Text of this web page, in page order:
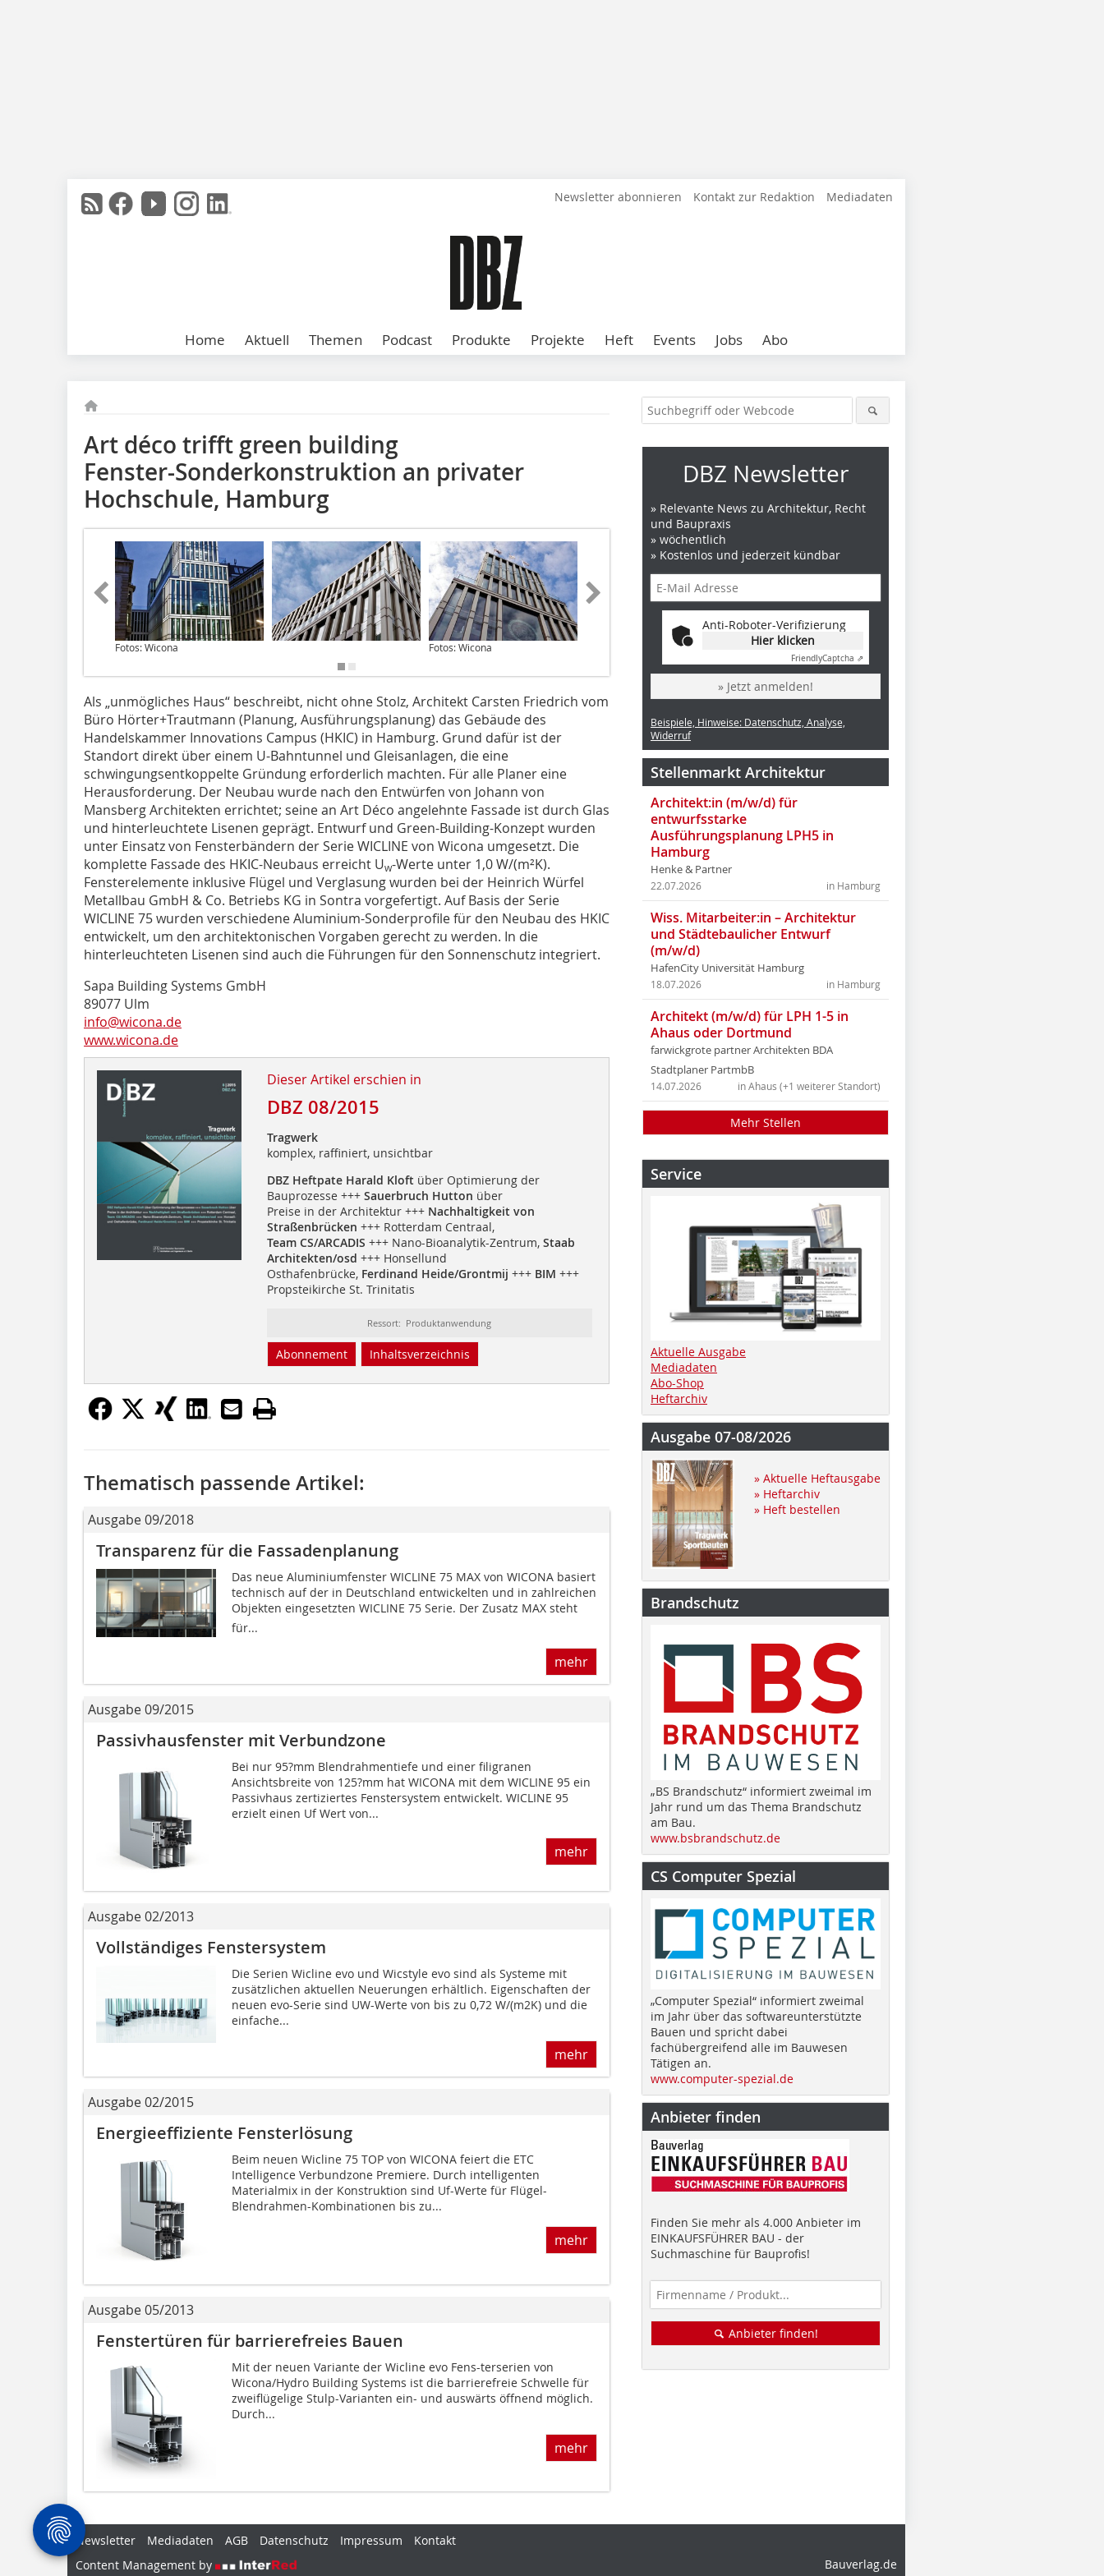
Newsletter abonnieren Kontakt zur Redaktion Mediadaten
Home Aktuell Themen Podcast Produkte Projekte Heft Events Jobs Abo
Art déco trifft green building
Fenster-Sonderkonstruktion an privater
Hochschule, Hamburg
Fotos: Wicona Fotos: Wicona
Als „unmögliches Haus“ beschreibt, nicht ohne Stolz, Architekt Carsten Friedrich vom
Büro Hörter+Trautmann (Planung, Ausführungsplanung) das Gebäude des
Handelskammer Innovations Campus (HKIC) in Hamburg. Grund dafür ist der
Standort direkt über einem U-Bahntunnel und Gleisanlagen, die eine
schwingungsentkoppelte Gründung erforderlich machten. Für alle Planer eine
Herausforderung. Der Neubau wurde nach den Entwürfen von Johann von
Mansberg Architekten errichtet; seine an Art Déco angelehnte Fassade ist durch Glas
und hinterleuchtete Lisenen geprägt. Entwurf und Green-Building-Konzept wurden
unter Einsatz von Fensterbändern der Serie WICLINE von Wicona umgesetzt. Die
komplette Fassade des HKIC-Neubaus erreicht Uw-Werte unter 1,0 W/(m²K).
Fensterelemente inklusive Flügel und Verglasung wurden bei der Heinrich Würfel
Metallbau GmbH & Co. Betriebs KG in Sontra vorgefertigt. Auf Basis der Serie
WICLINE 75 wurden verschiedene Aluminium-Sonderprofile für den Neubau des HKIC
entwickelt, um den architektonischen Vorgaben gerecht zu werden. In die
hinterleuchteten Lisenen sind auch die Führungen für den Sonnenschutz integriert.
Sapa Building Systems GmbH
89077 Ulm
info@wicona.de
www.wicona.de
Dieser Artikel erschien in
DBZ 08/2015
Tragwerk
komplex, raffiniert, unsichtbar
DBZ Heftpate Harald Kloft über Optimierung der
Bauprozesse +++ Sauerbruch Hutton über
Preise in der Architektur +++ Nachhaltigkeit von
Straßenbrücken +++ Rotterdam Centraal,
Team CS/ARCADIS +++ Nano-Bioanalytik-Zentrum,Staab
Architekten/osd +++ Honsellund
Osthafenbrücke, Ferdinand Heide/Grontmij +++ BIM +++
Propsteikirche St. Trinitatis
Ressort: Produktanwendung
Abonnement Inhaltsverzeichnis
Thematisch passende Artikel:
Ausgabe 09/2018
Transparenz für die Fassadenplanung
Das neue Aluminiumfenster WICLINE 75 MAX von WICONA basiert
technisch auf der in Deutschland entwickelten und in zahlreichen
Objekten eingesetzten WICLINE 75 Serie. Der Zusatz MAX steht
für...
mehr
Ausgabe 09/2015
Passivhausfenster mit Verbundzone
Bei nur 95?mm Blendrahmentiefe und einer filigranen
Ansichtsbreite von 125?mm hat WICONA mit dem WICLINE 95 ein
Passivhaus zertiziertes Fenstersystem entwickelt. WICLINE 95
erzielt einen Uf Wert von...
mehr
Ausgabe 02/2013
Vollständiges Fenstersystem
Die Serien Wicline evo und Wicstyle evo sind als Systeme mit
zusätzlichen aktuellen Neuerungen erhältlich. Eigenschaften der
neuen evo-Serie sind UW-Werte von bis zu 0,72 W/(m2K) und die
einfache...
mehr
Ausgabe 02/2015
Energieeffiziente Fensterlösung
Beim neuen Wicline 75 TOP von WICONA feiert die ETC
Intelligence Verbundzone Premiere. Durch intelligenten
Materialmix in der Konstruktion sind Uf-Werte für Flügel-
Blendrahmen-Kombinationen bis zu...
mehr
Ausgabe 05/2013
Fenstertüren für barrierefreies Bauen
Mit der neuen Variante der Wicline evo Fens-terserien von
Wicona/Hydro Building Systems ist die barrierefreie Schwelle für
zweiflügelige Stulp-Varianten ein- und auswärts öffnend möglich.
Durch...
mehr
DBZ Newsletter
» Relevante News zu Architektur, Recht
und Baupraxis
» wöchentlich
» Kostenlos und jederzeit kündbar
Anti-Roboter-Verifizierung
Hier klicken
FriendlyCaptcha ⇗
» Jetzt anmelden!
Beispiele, Hinweise: Datenschutz, Analyse,
Widerruf
Stellenmarkt Architektur
Architekt:in (m/w/d) für
entwurfsstarke
Ausführungsplanung LPH5 in
Hamburg
Henke & Partner
in Hamburg
22.07.2026
Wiss. Mitarbeiter:in – Architektur
und Städtebaulicher Entwurf
(m/w/d)
HafenCity Universität Hamburg
in Hamburg
18.07.2026
Architekt (m/w/d) für LPH 1-5 in
Ahaus oder Dortmund
farwickgrote partner Architekten BDA
Stadtplaner PartmbB
in Ahaus (+1 weiterer Standort)
14.07.2026
Mehr Stellen
Service
Aktuelle Ausgabe
Mediadaten
Abo-Shop
Heftarchiv
Ausgabe 07-08/2026
» Aktuelle Heftausgabe
» Heftarchiv
» Heft bestellen
Brandschutz
„BS Brandschutz“ informiert zweimal im
Jahr rund um das Thema Brandschutz
am Bau.
www.bsbrandschutz.de
CS Computer Spezial
„Computer Spezial“ informiert zweimal
im Jahr über das softwareunterstützte
Bauen und spricht dabei
fachübergreifend alle im Bauwesen
Tätigen an.
www.computer-spezial.de
Anbieter finden
Finden Sie mehr als 4.000 Anbieter im
EINKAUFSFÜHRER BAU - der
Suchmaschine für Bauprofis!
Anbieter finden!
Newsletter Mediadaten AGB Datenschutz Impressum
Kontakt
Content Management by
Bauverlag.de